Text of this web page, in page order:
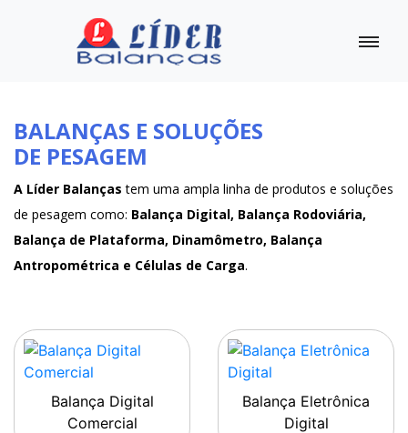
BALANÇAS E SOLUÇÕES
DE PESAGEM
A Líder Balanças tem uma ampla linha de produtos e soluções
de pesagem como: Balança Digital, Balança Rodoviária,
Balança de Plataforma, Dinamômetro, Balança
Antropométrica e Células de Carga.
Balança Digital
Comercial
Balança Eletrônica
Digital